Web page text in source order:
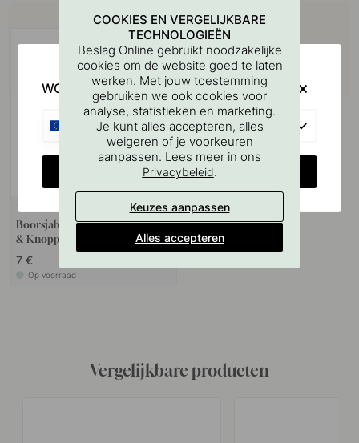
Koop samen met
Boorsjabloon voor handgrepen
& Knoppen
7 €
Op voorraad
Vergelijkbare producten
COOKIES EN VERGELIJKBARE
TECHNOLOGIEËN
Beslag Online gebruikt noodzakelijke
cookies om de website goed te laten
werken. Met jouw toestemming
gebruiken we ook cookies voor
analyse, statistieken en marketing.
Je kunt alles accepteren, alles
weigeren of je voorkeuren
aanpassen. Lees meer in ons
Privacybeleid.
Keuzes aanpassen
Alles accepteren
WOULD YOU RATHER VISIT?
CHANGE COUNTRY